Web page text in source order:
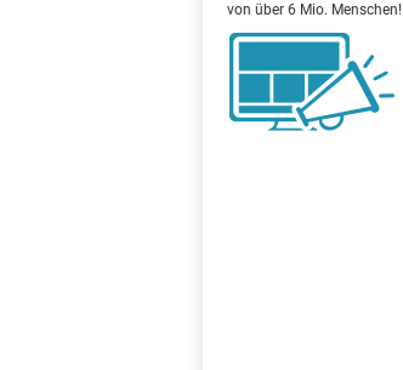
von über 6 Mio. Menschen!